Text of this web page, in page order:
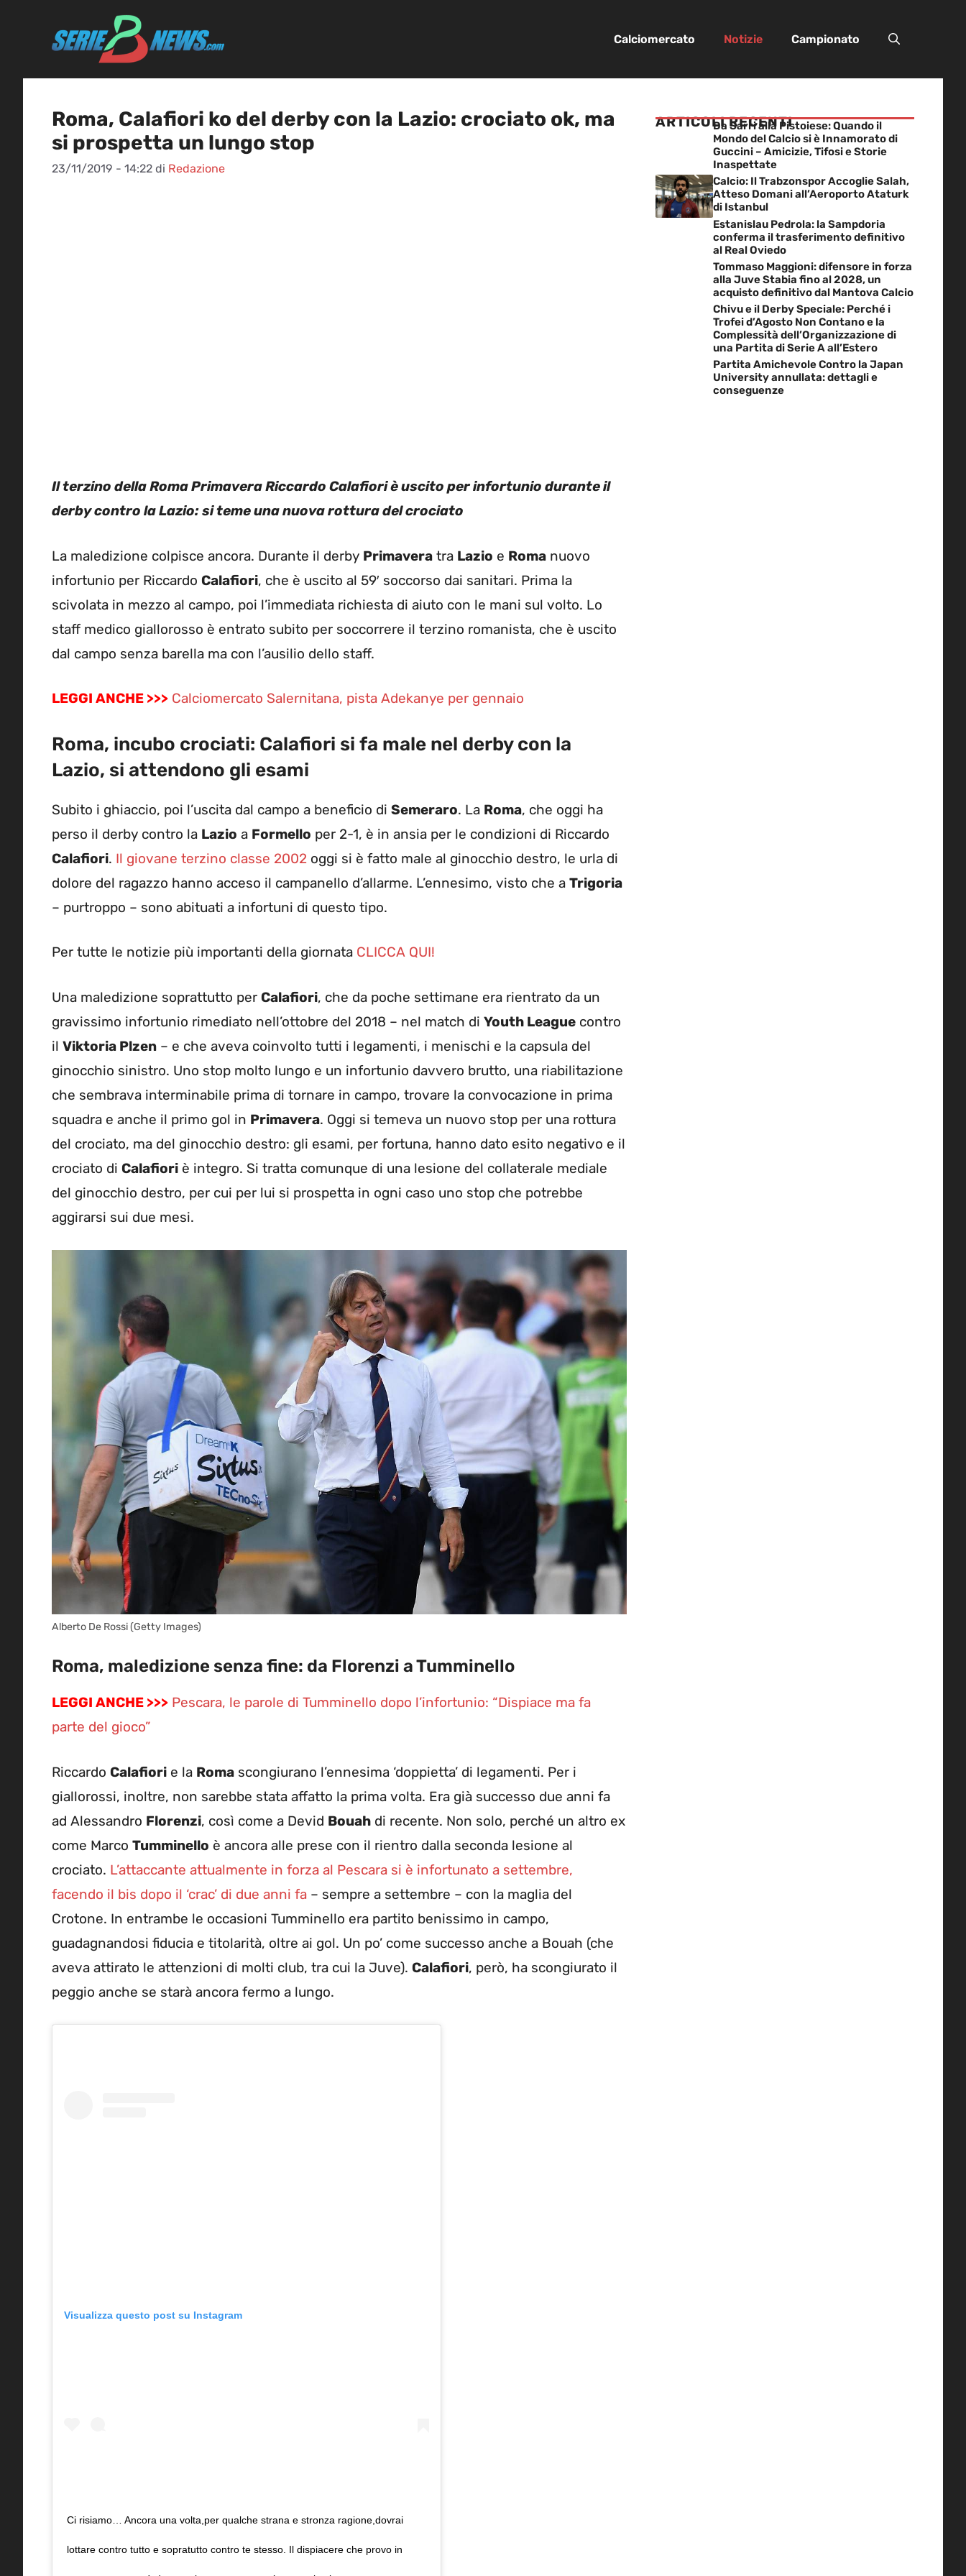
Calciomercato Notizie Campionato
Roma, Calafiori ko del derby con la Lazio: crociato ok, ma
si prospetta un lungo stop
23/11/2019 - 14:22 di Redazione
Il terzino della Roma Primavera Riccardo Calafiori è uscito per infortunio durante il
derby contro la Lazio: si teme una nuova rottura del crociato
La maledizione colpisce ancora. Durante il derby Primavera tra Lazio e Roma nuovo
infortunio per Riccardo Calafiori, che è uscito al 59′ soccorso dai sanitari. Prima la
scivolata in mezzo al campo, poi l’immediata richiesta di aiuto con le mani sul volto. Lo
staff medico giallorosso è entrato subito per soccorrere il terzino romanista, che è uscito
dal campo senza barella ma con l’ausilio dello staff.
LEGGI ANCHE >>> Calciomercato Salernitana, pista Adekanye per gennaio
Roma, incubo crociati: Calafiori si fa male nel derby con la
Lazio, si attendono gli esami
Subito i ghiaccio, poi l’uscita dal campo a beneficio di Semeraro. La Roma, che oggi ha
perso il derby contro la Lazio a Formello per 2-1, è in ansia per le condizioni di Riccardo
Calafiori. Il giovane terzino classe 2002 oggi si è fatto male al ginocchio destro, le urla di
dolore del ragazzo hanno acceso il campanello d’allarme. L’ennesimo, visto che a Trigoria
– purtroppo – sono abituati a infortuni di questo tipo.
Per tutte le notizie più importanti della giornata CLICCA QUI!
Una maledizione soprattutto per Calafiori, che da poche settimane era rientrato da un
gravissimo infortunio rimediato nell’ottobre del 2018 – nel match di Youth League contro
il Viktoria Plzen – e che aveva coinvolto tutti i legamenti, i menischi e la capsula del
ginocchio sinistro. Uno stop molto lungo e un infortunio davvero brutto, una riabilitazione
che sembrava interminabile prima di tornare in campo, trovare la convocazione in prima
squadra e anche il primo gol in Primavera. Oggi si temeva un nuovo stop per una rottura
del crociato, ma del ginocchio destro: gli esami, per fortuna, hanno dato esito negativo e il
crociato di Calafiori è integro. Si tratta comunque di una lesione del collaterale mediale
del ginocchio destro, per cui per lui si prospetta in ogni caso uno stop che potrebbe
aggirarsi sui due mesi.
Alberto De Rossi (Getty Images)
Roma, maledizione senza fine: da Florenzi a Tumminello
LEGGI ANCHE >>> Pescara, le parole di Tumminello dopo l’infortunio: “Dispiace ma fa
parte del gioco”
Riccardo Calafiori e la Roma scongiurano l’ennesima ‘doppietta’ di legamenti. Per i
giallorossi, inoltre, non sarebbe stata affatto la prima volta. Era già successo due anni fa
ad Alessandro Florenzi, così come a Devid Bouah di recente. Non solo, perché un altro ex
come Marco Tumminello è ancora alle prese con il rientro dalla seconda lesione al
crociato. L’attaccante attualmente in forza al Pescara si è infortunato a settembre,
facendo il bis dopo il ‘crac’ di due anni fa – sempre a settembre – con la maglia del
Crotone. In entrambe le occasioni Tumminello era partito benissimo in campo,
guadagnandosi fiducia e titolarità, oltre ai gol. Un po’ come successo anche a Bouah (che
aveva attirato le attenzioni di molti club, tra cui la Juve). Calafiori, però, ha scongiurato il
peggio anche se starà ancora fermo a lungo.
Visualizza questo post su Instagram
Ci risiamo… Ancora una volta,per qualche strana e stronza ragione,dovrai
lottare contro tutto e sopratutto contro te stesso. Il dispiacere che provo in
ARTICOLI RECENTI
Da Sarri alla Pistoiese: Quando il
Mondo del Calcio si è Innamorato di
Guccini – Amicizie, Tifosi e Storie
Inaspettate
Calcio: Il Trabzonspor Accoglie Salah,
Atteso Domani all’Aeroporto Ataturk
di Istanbul
Estanislau Pedrola: la Sampdoria
conferma il trasferimento definitivo
al Real Oviedo
Tommaso Maggioni: difensore in forza
alla Juve Stabia fino al 2028, un
acquisto definitivo dal Mantova Calcio
Chivu e il Derby Speciale: Perché i
Trofei d’Agosto Non Contano e la
Complessità dell’Organizzazione di
una Partita di Serie A all’Estero
Partita Amichevole Contro la Japan
University annullata: dettagli e
conseguenze